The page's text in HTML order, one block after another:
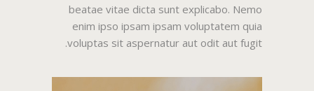
beatae vitae dicta sunt explicabo. Nemo
enim ipso ipsam ipsam voluptatem quia
voluptas sit aspernatur aut odit aut fugit.